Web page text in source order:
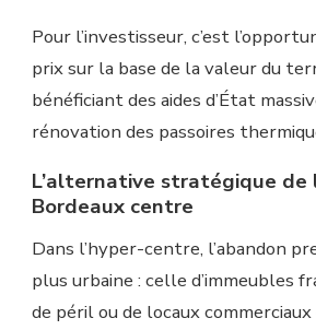
Pour l’investisseur, c’est
prix sur la base de la valeur du
bénéficiant des aides d’État
rénovation des passoires
L’alternative stratégique de
Bordeaux centre
Dans l’hyper-centre, l’abandon
plus urbaine : celle d’immeubles
de péril ou de locaux commerciaux